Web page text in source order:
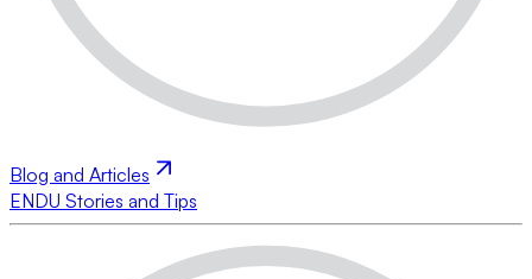
Blog and Articles
ENDU Stories and Tips